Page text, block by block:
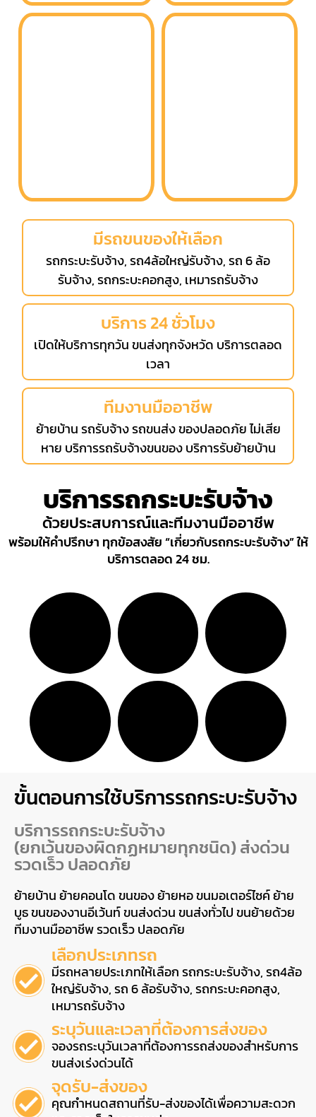
มีรถขนของให้เลือก
รถกระบะรับจ้าง, รถ4ล้อใหญ่รับจ้าง, รถ 6 ล้อ
รับจ้าง, รถกระบะคอกสูง, เหมารถรับจ้าง
บริการ 24 ชั่วโมง
เปิดให้บริการทุกวัน ขนส่งทุกจังหวัด บริการตลอด
เวลา
ทีมงานมืออาชีพ
ย้ายบ้าน รถรับจ้าง รถขนส่ง ของปลอดภัย ไม่เสีย
หาย บริการรถรับจ้างขนของ บริการรับย้ายบ้าน
บริการรถกระบะรับจ้าง
ด้วยประสบการณ์และทีมงานมืออาชีพ
พร้อมให้คำปรึกษา ทุกข้อสงสัย “เกี่ยวกับรถกระบะรับจ้าง” ให้
บริการตลอด 24 ชม.
ขั้นตอนการใช้บริการรถกระบะรับจ้าง
บริการรถกระบะรับจ้าง
(ยกเว้นของผิดกฏหมายทุกชนิด) ส่งด่วน
รวดเร็ว ปลอดภัย
ย้ายบ้าน ย้ายคอนโด ขนของ ย้ายหอ ขนมอเตอร์ไซค์ ย้าย
บูธ ขนของงานอีเว้นท์ ขนส่งด่วน ขนส่งทั่วไป ขนย้ายด้วย
ทีมงานมืออาชีพ รวดเร็ว ปลอดภัย
เลือกประเภทรถ
มีรถหลายประเภทให้เลือก รถกระบะรับจ้าง, รถ4ล้อ
ใหญ่รับจ้าง, รถ 6 ล้อรับจ้าง, รถกระบะคอกสูง,
เหมารถรับจ้าง
ระบุวันและเวลาที่ต้องการส่งของ
จองรถระบุวันเวลาที่ต้องการรถส่งของสำหรับการ
ขนส่งเร่งด่วนได้
จุดรับ-ส่งของ
คุณกำหนดสถานที่รับ-ส่งของได้เพื่อความสะดวก